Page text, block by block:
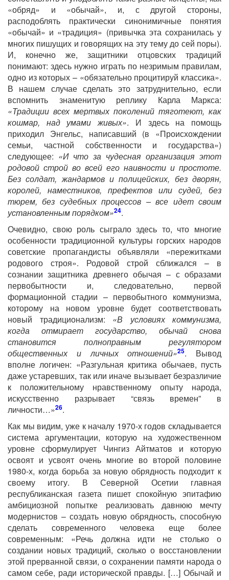
«обряд» и «обычай», и, с другой стороны,
расподоблять практически синонимичные понятия
«обычай» и «традиция» (привычка эта сохранилась у
многих пишущих и говорящих на эту тему до сей поры).
И, конечно же, защитники отцовских традиций
понимают: здесь нужно играть по незримым правилам,
одно из которых – «обязательно процитируй классика».
В нашем случае сделать это затруднительно, если
вспомнить знаменитую реплику Карла Маркса:
«Традиции всех мертвых поколений тяготеют, как
кошмар, над умами живых». И здесь на помощь
приходил Энгельс, написавший (в «Происхождении
семьи, частной собственности и государства»)
следующее: «И что за чудесная организация этот
родовой строй во всей его наивности и простоте.
Без солдат, жандармов и полицейских, без дворян,
королей, наместников, префектов или судей, без
тюрем, без судебных процессов – все идет своим
установленным порядком»24.
Очевидно, свою роль сыграло здесь то, что многие
особенности традиционной культуры горских народов
советские пропагандисты объявляли «пережитками
родового строя». Родовой строй сближался – в
сознании защитника древнего обычая – с образами
первобытности и, следовательно, первой
формационной стадии – первобытного коммунизма,
которому на новом уровне будет соответствовать
новый традиционализм: «В условиях коммунизма,
когда отмирает государство, обычай снова
становится полноправным регулятором
общественных и личных отношений»25. Вывод
вполне логичен: «Разгульная критика обычаев, пусть
даже устаревших, так или иначе вызывает безразличие
к положительному нравственному опыту народа,
искусственно разрывает “связь времен” в
личности…»26.
Как мы видим, уже к началу 1970-х годов складывается
система аргументации, которую на художественном
уровне сформулирует Чингиз Айтматов и которую
освоят и усвоят очень многие во второй половине
1980-х, когда борьба за новую обрядность подходит к
своему итогу. В Северной Осетии главная
республиканская газета пишет спокойную эпитафию
амбициозной попытке реализовать давнюю мечту
модернистов – создать новую обрядность, способную
сделать современного человека еще более
современным: «Речь должна идти не столько о
создании новых традиций, сколько о восстановлении
этой прерванной связи, о сохранении памяти народа о
самом себе, ради исторической правды. […] Обычай и